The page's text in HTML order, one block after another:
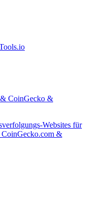
CoinGecko &
Websites für
&